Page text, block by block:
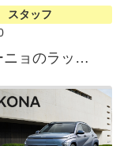
スタッフ
ジンベーニョのラッピングカー登場だにょ♪